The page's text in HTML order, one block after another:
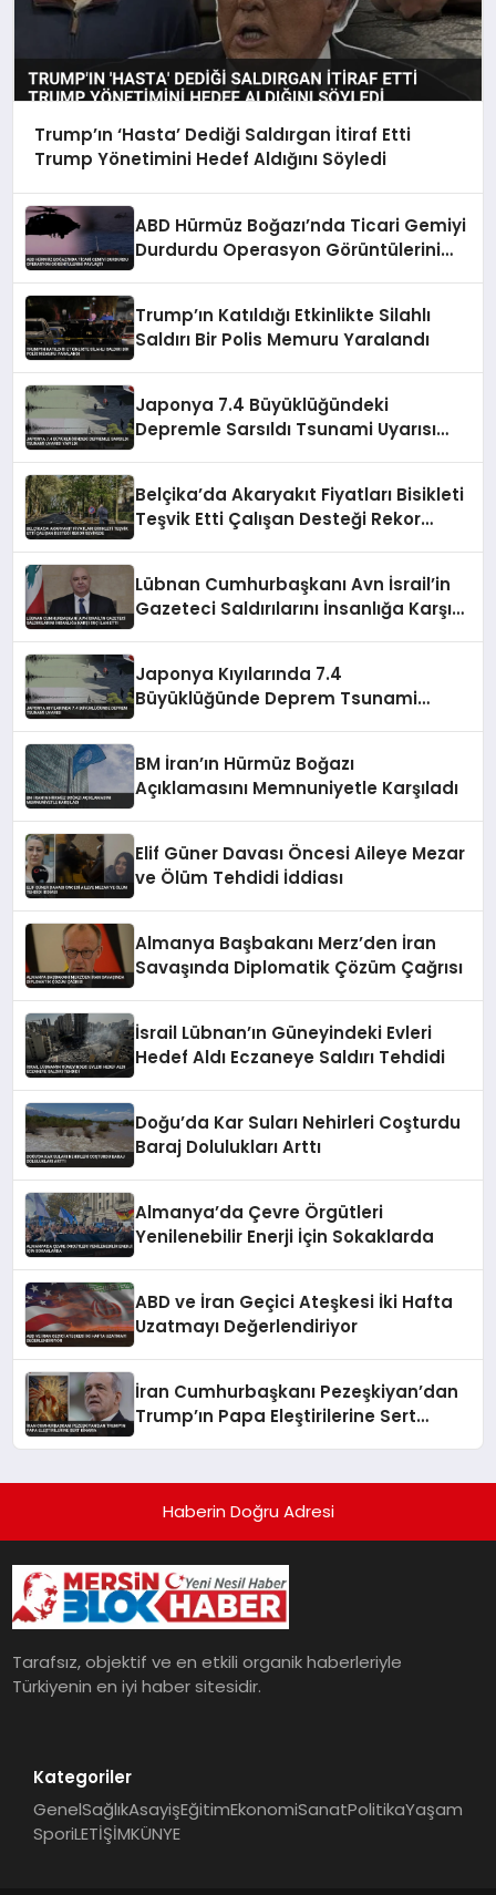
Trump’ın ‘Hasta’ Dediği Saldırgan İtiraf Etti
Trump Yönetimini Hedef Aldığını Söyledi
ABD Hürmüz Boğazı’nda Ticari Gemiyi
Durdurdu Operasyon Görüntülerini
Trump’ın Katıldığı Etkinlikte Silahlı
Saldırı Bir Polis Memuru Yaralandı
Japonya 7.4 Büyüklüğündeki
Depremle Sarsıldı Tsunami Uyarısı
Belçika’da Akaryakıt Fiyatları Bisikleti
Teşvik Etti Çalışan Desteği Rekor
Lübnan Cumhurbaşkanı Avn İsrail’in
Gazeteci Saldırılarını İnsanlığa Karşı
Japonya Kıyılarında 7.4
Büyüklüğünde Deprem Tsunami
BM İran’ın Hürmüz Boğazı
Açıklamasını Memnuniyetle Karşıladı
Elif Güner Davası Öncesi Aileye Mezar
ve Ölüm Tehdidi İddiası
Almanya Başbakanı Merz’den İran
Savaşında Diplomatik Çözüm Çağrısı
İsrail Lübnan’ın Güneyindeki Evleri
Hedef Aldı Eczaneye Saldırı Tehdidi
Doğu’da Kar Suları Nehirleri Coşturdu
Baraj Dolulukları Arttı
Almanya’da Çevre Örgütleri
Yenilenebilir Enerji İçin Sokaklarda
ABD ve İran Geçici Ateşkesi İki Hafta
Uzatmayı Değerlendiriyor
İran Cumhurbaşkanı Pezeşkiyan’dan
Trump’ın Papa Eleştirilerine Sert
Haberin Doğru Adresi
Tarafsız, objektif ve en etkili organik haberleriyle
Türkiyenin en iyi haber sitesidir.
Kategoriler
GenelSağlıkAsayişEğitimEkonomiSanatPolitikaYaşam
SporiLETİŞİMKÜNYE